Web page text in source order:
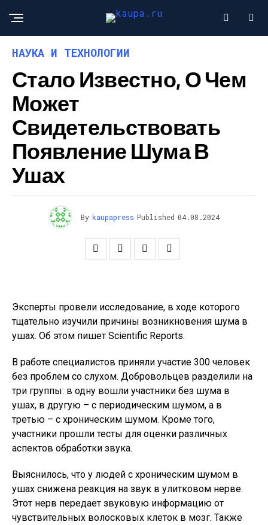
НАУКА И ТЕХНОЛОГИИ
Стало Известно, О Чем
Может
Свидетельствовать
Появление Шума В
Ушах
By kaupapress Published 04.08.2024
Эксперты провели исследование, в ходе которого
тщательно изучили причины возникновения шума в
ушах. Об этом пишет Scientific Reports.
В работе специалистов приняли участие 300 человек
без проблем со слухом. Добровольцев разделили на
три группы: в одну вошли участники без шума в
ушах, в другую – с периодическим шумом, а в
третью – с хроническим шумом. Кроме того,
участники прошли тесты для оценки различных
аспектов обработки звука.
Выяснилось, что у людей с хроническим шумом в
ушах снижена реакция на звук в улитковом нерве.
Этот нерв передает звуковую информацию от
чувствительных волосковых клеток в мозг. Также